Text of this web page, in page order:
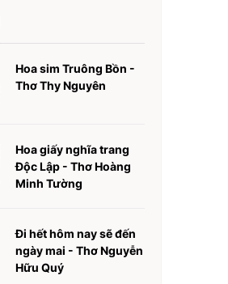
Hoa sim Truông Bồn -
Thơ Thy Nguyên
Hoa giấy nghĩa trang
Độc Lập - Thơ Hoàng
Minh Tường
Đi hết hôm nay sẽ đến
ngày mai - Thơ Nguyễn
Hữu Quý